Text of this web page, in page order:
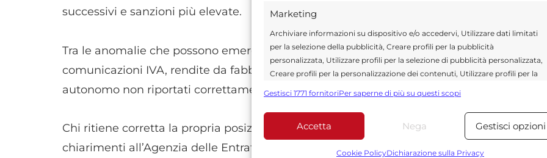
Marketing
Archiviare informazioni su dispositivo e/o accedervi, Utilizzare dati limitati
per la selezione della pubblicità, Creare profili per la pubblicità
personalizzata, Utilizzare profili per la selezione di pubblicità personalizzata,
Creare profili per la personalizzazione dei contenuti, Utilizzare profili per la
Utilizzare dati limitati per la selezione dei contenuti.
Funzionalità Sempre
Abbinare e combinare dati provenienti da altre fonti di dati,
Gestisci 1771 fornitoriPer saperne di più su questi scopi
Accetta Nega Gestisci opzioni
Cookie PolicyDichiarazione sulla Privacy
successivi e sanzioni più elevate.
Tra le anomalie che possono emergere figurano redditi non dichiarati, errori nelle
comunicazioni IVA, rendite da fabbricati non inserite o compensi da lavoro
autonomo non riportati correttamente.
Chi ritiene corretta la propria posizione può inviare documentazione integrativa o
chiarimenti all’Agenzia delle Entrate. Fatture, ricevute e altri documenti fiscali